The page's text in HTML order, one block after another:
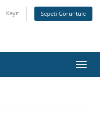
Kayıt Sepeti Görüntüle